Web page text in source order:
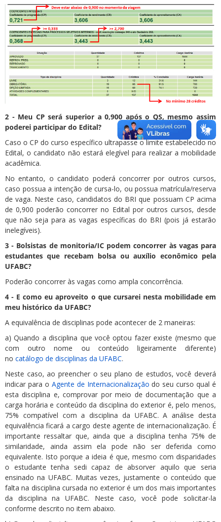
2 - Meu CP será superior a 0,900 após o QS, mesmo assim
poderei participar do Edital?
Caso o CP do curso específico ultrapasse o limite estabelecido no
Edital, o candidato não estará elegível para realizar a mobilidade
acadêmica.
No entanto, o candidato poderá concorrer por outros cursos,
caso possua a intenção de cursa-lo, ou possua matrícula/reserva
de vaga. Neste caso, candidatos do BRI que possuam CP acima
de 0,900 poderão concorrer no Edital por outros cursos, desde
que não seja para as vagas específicas do BRI (pois já estarão
inelegíveis).
3 - Bolsistas de monitoria/IC podem concorrer às vagas para
estudantes que recebam bolsa ou auxílio econômico pela
UFABC?
Poderão concorrer às vagas como ampla concorrência.
4 - E como eu aproveito o que cursarei nesta mobilidade em
meu histórico da UFABC?
A equivalência de disciplinas pode acontecer de 2 maneiras:
a) Quando a disciplina que você optou fazer existe (mesmo que
com outro nome ou conteúdo ligeiramente diferente)
no catálogo de disciplinas da UFABC.
Neste caso, ao preencher o seu plano de estudos, você deverá
indicar para o Agente de Internacionalização do seu curso qual é
esta disciplina e, comprovar por meio de documentação que a
carga horária e conteúdo da disciplina do exterior é, pelo menos,
75% compatível com a disciplina da UFABC. A análise desta
equivalência ficará a cargo deste agente de internacionalização. É
importante ressaltar que, ainda que a disciplina tenha 75% de
similaridade, ainda assim ela pode não ser deferida como
equivalente. Isto porque a ideia é que, mesmo com disparidades
o estudante tenha sedi capaz de absorver aquilo que seria
ensinado na UFABC. Muitas vezes, justamente o conteúdo que
falta na disciplina cursada no exterior é um dos mais importantes
da disciplina na UFABC. Neste caso, você pode solicitar-la
conforme descrito no item abaixo.